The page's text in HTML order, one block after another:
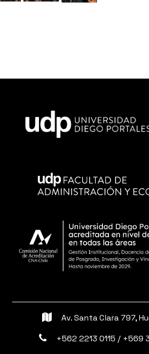
Av. Santa Clara 797,
+562 2213 0115 / +569